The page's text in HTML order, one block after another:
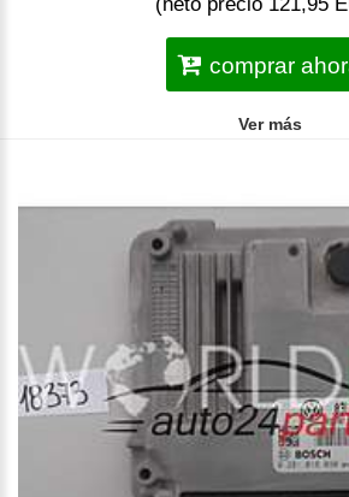
(neto precio 121,95
comprar
Ver más